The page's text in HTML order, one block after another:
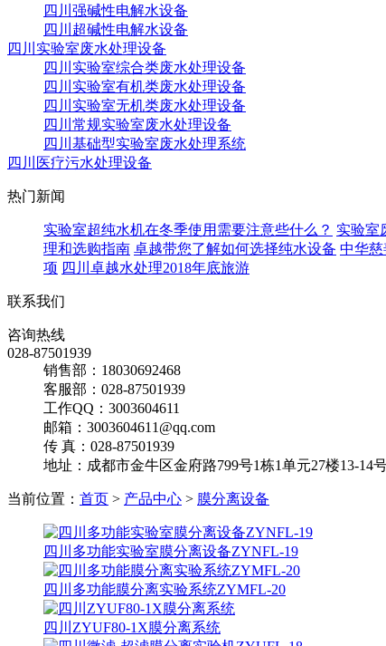
四川强碱性电解水设备
四川超碱性电解水设备
四川实验室废水处理设备
四川实验室综合类废水处理设备
四川实验室有机类废水处理设备
四川实验室无机类废水处理设备
四川常规实验室废水处理设备
四川基础型实验室废水处理系统
四川医疗污水处理设备
热门新闻
实验室超纯水机在冬季使用需要注意些什么？ 实验室
理和选购指南 卓越带您了解如何选择纯水设备 中华
项 四川卓越水处理2018年底旅游
联系我们
咨询热线
028-87501939
销售部：18030692468
客服部：028-87501939
工作QQ：3003604611
邮箱：3003604611@qq.com
传 真：028-87501939
地址：成都市金牛区金府路799号1栋1单元27楼13-14
当前位置： 首页 > 产品中心 > 膜分离设备
四川多功能实验室膜分离设备ZYNFL-19
四川多功能膜分离实验系统ZYMFL-20
四川ZYUF80-1X膜分离系统